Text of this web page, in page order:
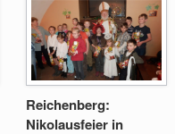
Reichenberg:
Nikolausfeier in